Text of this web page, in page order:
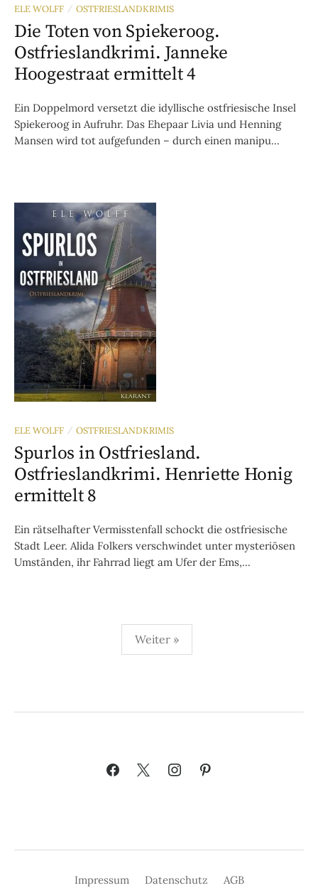
ELE WOLFF / OSTFRIESLANDKRIMIS
Die Toten von Spiekeroog.
Ostfrieslandkrimi. Janneke
Hoogestraat ermittelt 4
Ein Doppelmord versetzt die idyllische ostfriesische Insel
Spiekeroog in Aufruhr. Das Ehepaar Livia und Henning
Mansen wird tot aufgefunden – durch einen manipu...
ELE WOLFF / OSTFRIESLANDKRIMIS
Spurlos in Ostfriesland.
Ostfrieslandkrimi. Henriette Honig
ermittelt 8
Ein rätselhafter Vermisstenfall schockt die ostfriesische
Stadt Leer. Alida Folkers verschwindet unter mysteriösen
Umständen, ihr Fahrrad liegt am Ufer der Ems,...
Seitennummerierung
Weiter »
Impressum Datenschutz AGB